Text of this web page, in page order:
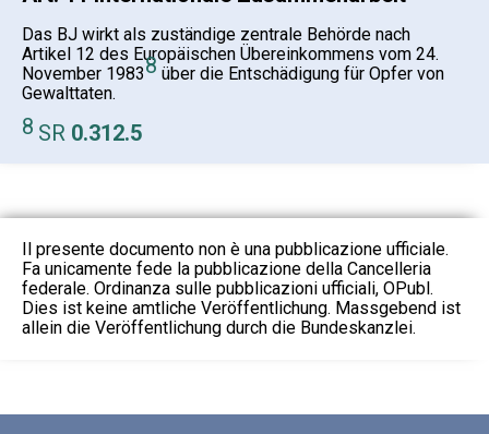
Das BJ wirkt als zuständige zentrale Behörde nach
Artikel 12 des Europäischen Übereinkommens vom 24.
November 19838 über die Entschädigung für Opfer von
Gewalttaten.
8 SR 0.312.5
Il presente documento non è una pubblicazione ufficiale.
Fa unicamente fede la pubblicazione della Cancelleria
federale. Ordinanza sulle pubblicazioni ufficiali, OPubl.
Dies ist keine amtliche Veröffentlichung. Massgebend ist
allein die Veröffentlichung durch die Bundeskanzlei.